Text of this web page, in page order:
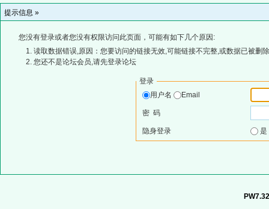
提示信息 »
您没有登录或者您没有权限访问此页面，可能有如下几个原因:
读取数据错误,原因：您要访问的链接无效,可能链接不完整,或数据已被删
您还不是论坛会员,请先登录论坛
登录
用户名
Email
密 码
隐身登录